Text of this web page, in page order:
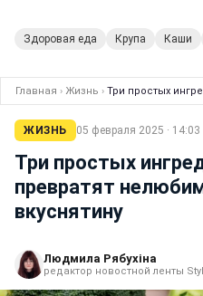
Здоровая еда Крупа Каши
Главная › Жизнь › Три простых
ЖИЗНЬ 05 февраля 2025 · 14:03
Три простых
превратят
вкуснятину
Людмила Рябухіна
редактор новостной ленты